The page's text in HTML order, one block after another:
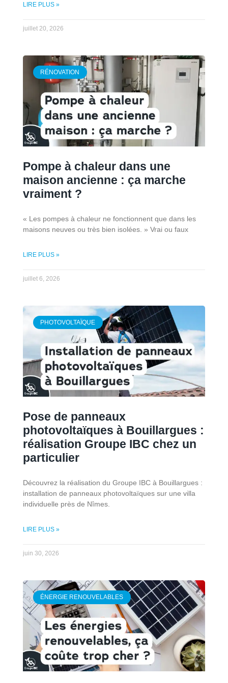
LIRE PLUS »
juillet 20, 2026
RÉNOVATION
Pompe à chaleur dans une
maison ancienne : ça marche
vraiment ?
« Les pompes à chaleur ne fonctionnent que dans les
maisons neuves ou très bien isolées. » Vrai ou faux
LIRE PLUS »
juillet 6, 2026
PHOTOVOLTAÏQUE
Pose de panneaux
photovoltaïques à Bouillargues :
réalisation Groupe IBC chez un
particulier
Découvrez la réalisation du Groupe IBC à Bouillargues :
installation de panneaux photovoltaïques sur une villa
individuelle près de Nîmes.
LIRE PLUS »
juin 30, 2026
ÉNERGIE RENOUVELABLES